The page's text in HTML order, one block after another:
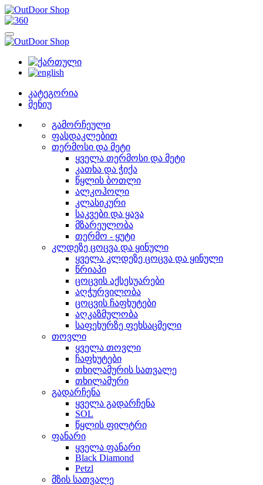
კატეგორია
მენიუ
გამორჩეული
ფასდაკლებით
თერმოსი და მეტი
ყველა თერმოსი და მეტი
კათხა და ჭიქა
წყლის ბოთლი
ალკოჰოლი
კლასიკური
საკვები და ყავა
მზარეულობა
თერმო - ყუტი
კლდეზე ცოცვა და ყინული
ყველა კლდეზე ცოცვა და ყინული
წრიაპი
ცოცვის აქსესუარები
აღჭურვილობა
ცოცვის ჩაფხუტები
აღკაზმულობა
საფეხურზე ფეხსაცმელი
თოვლი
ყველა თოვლი
ჩაფხუტები
თხილამურის სათვალე
თხილამური
გადარჩენა
ყველა გადარჩენა
SOL
წყლის ფილტრი
ფანარი
ყველა ფანარი
Black Diamond
Petzl
მზის სათვალე